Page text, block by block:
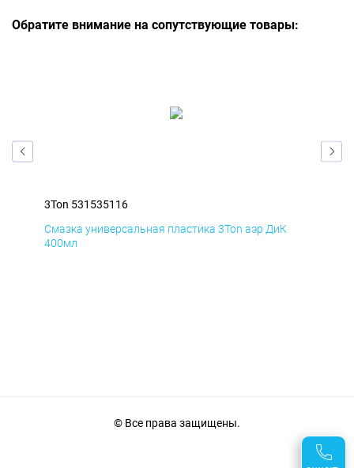
Обратите внимание на сопутствующие товары:
3Ton 531535116
Смазка универсальная пластика 3Ton аэр ДиК
400мл
© Все права защищены.